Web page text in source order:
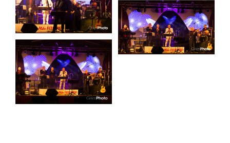
Photo #4
Format paysage Gala
Orchestre